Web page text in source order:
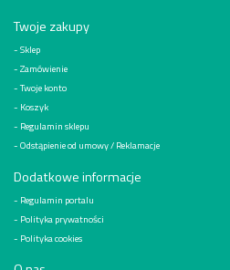
Twoje zakupy
Sklep
Zamówienie
Twoje konto
Koszyk
Regulamin sklepu
Odstąpienie od umowy / Reklamacje
Dodatkowe informacje
Regulamin portalu
Polityka prywatności
Polityka cookies